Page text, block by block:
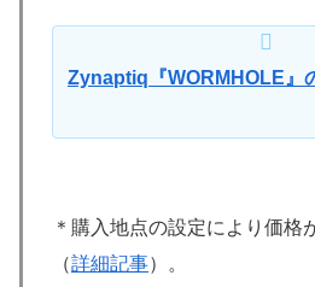
Zynaptiq『WORMHOLE』
＊購入地点の設定により価格
（詳細記事）。